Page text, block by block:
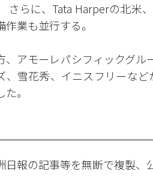
さらに、Tata Harperの北米
作業も並行する。
、アモーレパシフィックグル
、雪花秀、イニスフリーな
。
日報の記事等を無断で複製、